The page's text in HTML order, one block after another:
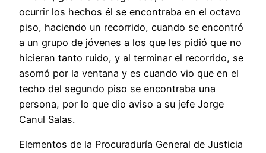
ocurrir los hechos él se encontraba en el octavo
piso, haciendo un recorrido, cuando se encontró
a un grupo de jóvenes a los que les pidió que no
hicieran tanto ruido, y al terminar el recorrido, se
asomó por la ventana y es cuando vio que en el
techo del segundo piso se encontraba una
persona, por lo que dio aviso a su jefe Jorge
Canul Salas.
Elementos de la Procuraduría General de Justicia